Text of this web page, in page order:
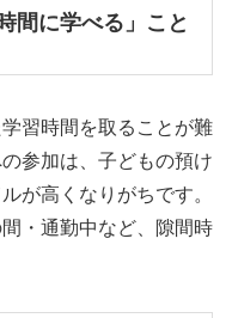
間に学べる」こと
習時間を取ることが難
参加は、子どもの預け
が高くなりがちです。
・通勤中など、隙間時